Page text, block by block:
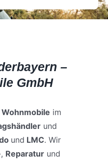
–
GmbH
im
und
und LMC. Wir
Reparaturund